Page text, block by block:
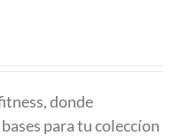
donde
para tu coleccíon